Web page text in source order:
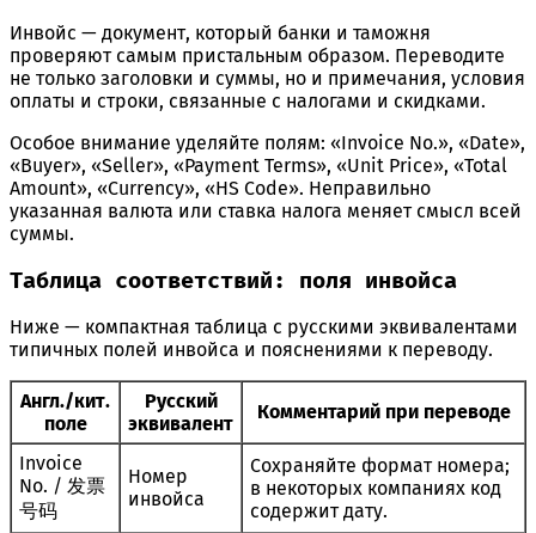
Инвойс — документ, который банки и таможня
проверяют самым пристальным образом. Переводите
не только заголовки и суммы, но и примечания, условия
оплаты и строки, связанные с налогами и скидками.
Особое внимание уделяйте полям: «Invoice No.», «Date»,
«Buyer», «Seller», «Payment Terms», «Unit Price», «Total
Amount», «Currency», «HS Code». Неправильно
указанная валюта или ставка налога меняет смысл всей
суммы.
Таблица соответствий: поля инвойса
Ниже — компактная таблица с русскими эквивалентами
типичных полей инвойса и пояснениями к переводу.
Англ./кит.
поле
Русский
эквивалент
Комментарий при переводе
Invoice
No. / 发票
号码
Номер
инвойса
Сохраняйте формат номера;
в некоторых компаниях код
содержит дату.